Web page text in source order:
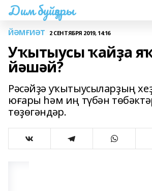
Дим буйҙары
ЙӘМҒИӘТ 2 СЕНТЯБРЯ 2019, 14:16
Уҡытыусы ҡайҙа
йәшәй?
Рәсәйҙә уҡытыусыларҙың
юғары һәм иң түбән
төҙөгәндәр.